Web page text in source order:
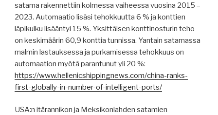
satama rakennettiin kolmessa vaiheessa vuosina 2015 –
2023. Automaatio lisäsi tehokkuutta 6 % ja konttien
läpikulku lisääntyi 15 %. Yksittäisen konttinosturin teho
on keskimäärin 60,9 konttia tunnissa. Yantain satamassa
malmin lastauksessa ja purkamisessa tehokkuus on
automaation myötä parantunut yli 20 %:
https://www.hellenicshippingnews.com/china-ranks-
first-globally-in-number-of-intelligent-ports/
USA:n itärannikon ja Meksikonlahden satamien